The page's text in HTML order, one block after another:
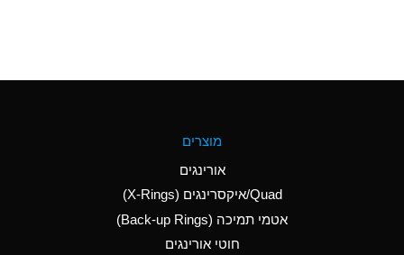
Aluminum Nitrate
(Aqueous)
Aluminum Phosphate
מוצרים
אורינגים
Quad/איקסרינגים (X-Rings)
אטמי תמיכה (Back-up Rings)
חוטי אורינגים